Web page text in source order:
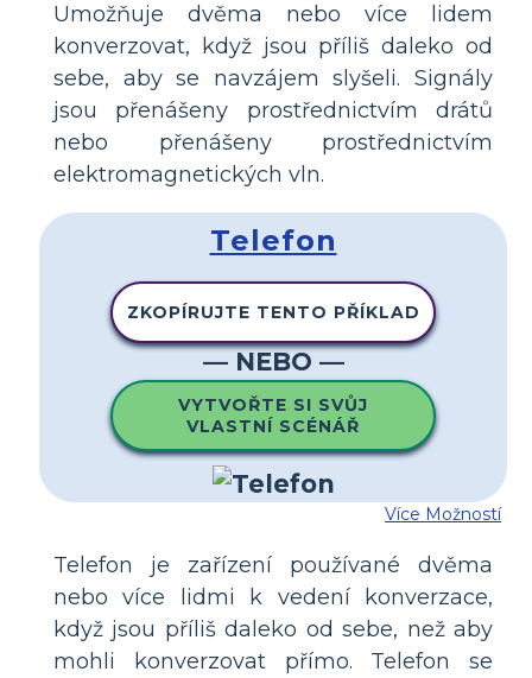
Umožňuje dvěma nebo více lidem
konverzovat, když jsou příliš daleko od
sebe, aby se navzájem slyšeli. Signály
jsou přenášeny prostřednictvím drátů
nebo přenášeny prostřednictvím
elektromagnetických vln.
Telefon
ZKOPÍRUJTE TENTO PŘÍKLAD
— NEBO —
VYTVOŘTE SI SVŮJ
VLASTNÍ SCÉNÁŘ
Více Možností
Telefon je zařízení používané dvěma
nebo více lidmi k vedení konverzace,
když jsou příliš daleko od sebe, než aby
mohli konverzovat přímo. Telefon se